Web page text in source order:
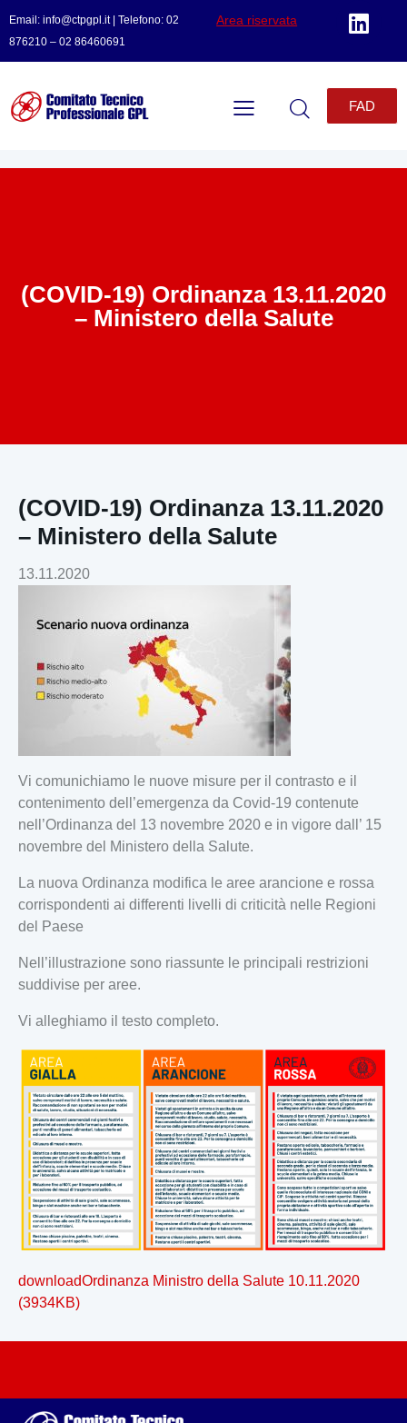
Email: info@ctpgpl.it | Telefono: 02
876210 – 02 86460691
Area riservata
FAD
(COVID-19) Ordinanza 13.11.2020
– Ministero della Salute
(COVID-19) Ordinanza 13.11.2020
– Ministero della Salute
13.11.2020
Vi comunichiamo le nuove misure per il contrasto e il
contenimento dell’emergenza da Covid-19 contenute
nell’Ordinanza del 13 novembre 2020 e in vigore dall’ 15
novembre del Ministero della Salute.
La nuova Ordinanza modifica le aree arancione e rossa
corrispondenti ai differenti livelli di criticità nelle Regioni
del Paese
Nell’illustrazione sono riassunte le principali restrizioni
suddivise per aree.
Vi alleghiamo il testo completo.
downloadOrdinanza Ministro della Salute 10.11.2020
(3934KB)